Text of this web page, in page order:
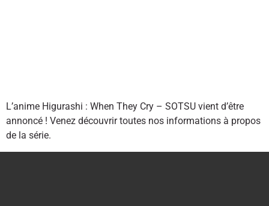
L’anime Higurashi : When They Cry – SOTSU vient d’être
annoncé ! Venez découvrir toutes nos informations à propos
de la série.